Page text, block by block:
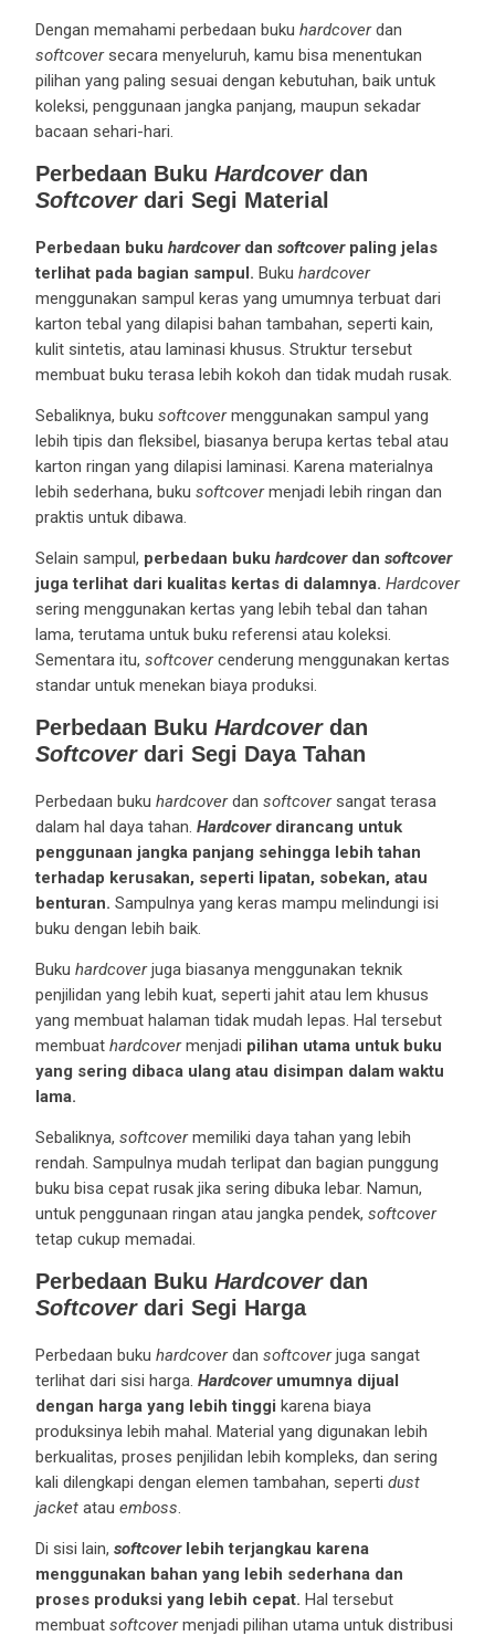
Dengan memahami perbedaan buku hardcoverdan
softcoversecara menyeluruh, kamu bisa menentukan
pilihan yang paling sesuai dengan kebutuhan, baik untuk
koleksi, penggunaan jangka panjang, maupun sekadar
bacaan sehari-hari.
Perbedaan Buku Hardcoverdan
Softcoverdari Segi Material
Perbedaan buku hardcoverdan softcoverpaling jelas
terlihat pada bagian sampul. Buku hardcover
menggunakan sampul keras yang umumnya terbuat dari
karton tebal yang dilapisi bahan tambahan, seperti kain,
kulit sintetis, atau laminasi khusus. Struktur tersebut
membuat buku terasa lebih kokoh dan tidak mudah rusak.
Sebaliknya, buku softcovermenggunakan sampul yang
lebih tipis dan fleksibel, biasanya berupa kertas tebal atau
karton ringan yang dilapisi laminasi. Karena materialnya
lebih sederhana, buku softcovermenjadi lebih ringan dan
praktis untuk dibawa.
Selain sampul, perbedaan buku hardcoverdan softcover
juga terlihat dari kualitas kertas di dalamnya. Hardcover
sering menggunakan kertas yang lebih tebal dan tahan
lama, terutama untuk buku referensi atau koleksi.
Sementara itu, softcovercenderung menggunakan kertas
standar untuk menekan biaya produksi.
Perbedaan Buku Hardcoverdan
Softcoverdari Segi Daya Tahan
Perbedaan buku hardcoverdan softcoversangat terasa
dalam hal daya tahan. Hardcoverdirancang untuk
penggunaan jangka panjang sehingga lebih tahan
terhadap kerusakan, seperti lipatan, sobekan, atau
benturan. Sampulnya yang keras mampu melindungi isi
buku dengan lebih baik.
Buku hardcoverjuga biasanya menggunakan teknik
penjilidan yang lebih kuat, seperti jahit atau lem khusus
yang membuat halaman tidak mudah lepas. Hal tersebut
membuat hardcovermenjadi pilihan utama untuk buku
yang sering dibaca ulang atau disimpan dalam waktu
lama.
Sebaliknya, softcovermemiliki daya tahan yang lebih
rendah. Sampulnya mudah terlipat dan bagian punggung
buku bisa cepat rusak jika sering dibuka lebar. Namun,
untuk penggunaan ringan atau jangka pendek, softcover
tetap cukup memadai.
Perbedaan Buku Hardcoverdan
Softcoverdari Segi Harga
Perbedaan buku hardcoverdan softcoverjuga sangat
terlihat dari sisi harga. Hardcoverumumnya dijual
dengan harga yang lebih tinggi karena biaya
produksinya lebih mahal. Material yang digunakan lebih
berkualitas, proses penjilidan lebih kompleks, dan sering
kali dilengkapi dengan elemen tambahan, seperti dust
jacketatau emboss.
Di sisi lain, softcoverlebih terjangkau karena
menggunakan bahan yang lebih sederhana dan
proses produksi yang lebih cepat. Hal tersebut
membuat softcovermenjadi pilihan utama untuk distribusi